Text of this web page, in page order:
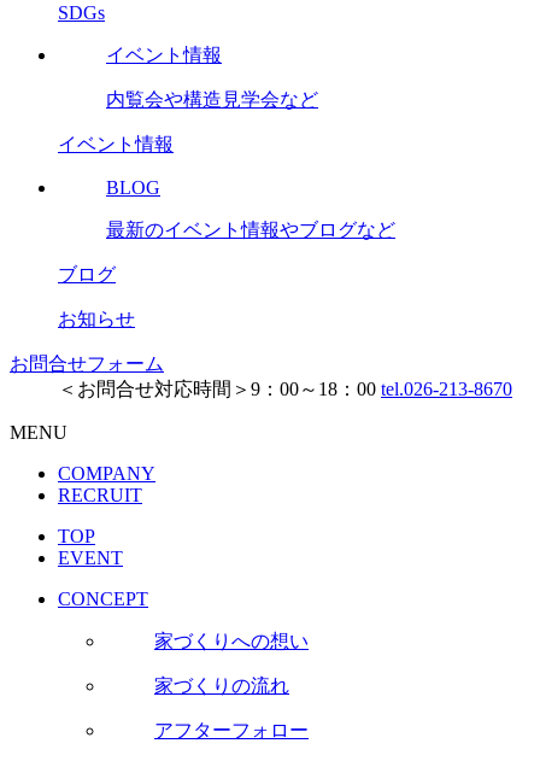
SDGs
イベント情報
内覧会や構造見学会など
イベント情報
BLOG
最新のイベント情報やブログなど
ブログ
お知らせ
お問合せフォーム
＜お問合せ対応時間＞9：00～18：00 tel.026-213-8670
MENU
COMPANY
RECRUIT
TOP
EVENT
CONCEPT
家づくりへの想い
家づくりの流れ
アフターフォロー